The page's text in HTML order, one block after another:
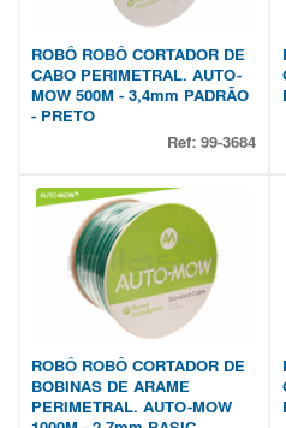
ROBÔ ROBÔ CORTADOR DE
CABO PERIMETRAL. AUTO-
MOW 500M - 3,4mm PADRÃO
- PRETO
Ref: 99-3684
ROBÔ ROBÔ CORTADOR DE
BOBINAS DE ARAME
PERIMETRAL. AUTO-MOW